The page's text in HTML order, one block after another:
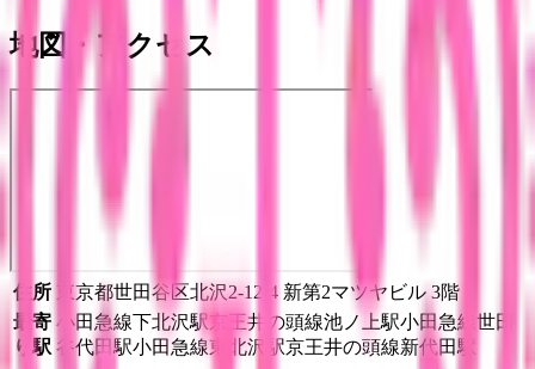
地図・アクセス
住所 東京都世田谷区北沢2-12-4 新第2マツヤビル 3階
最寄
り駅
小田急線下北沢駅京王井の頭線池ノ上駅小田急線 世田
谷代田駅小田急線東北沢駅京王井の頭線新代田駅